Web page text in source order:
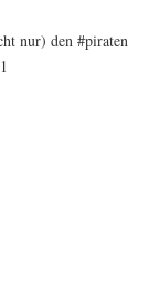
nur) den #pira­ten